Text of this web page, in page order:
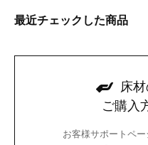
最近チェックした商品
床
ご購入
お客様サポートペー